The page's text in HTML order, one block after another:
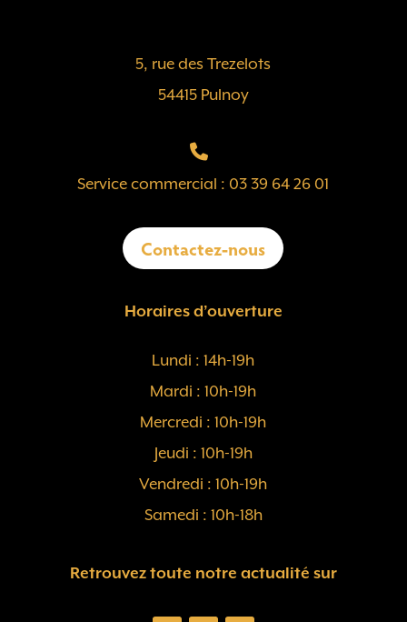
5, rue des Trezelots
54415 Pulnoy
Service commercial : 03 39 64 26 01
Contactez-nous
Horaires d’ouverture
Lundi : 14h-19h
Mardi : 10h-19h
Mercredi : 10h-19h
Jeudi : 10h-19h
Vendredi : 10h-19h
Samedi : 10h-18h
Retrouvez toute notre actualité sur